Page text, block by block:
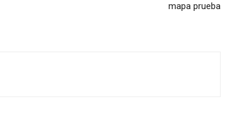
mapa prueba